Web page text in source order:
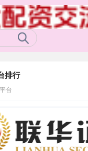
排行
台